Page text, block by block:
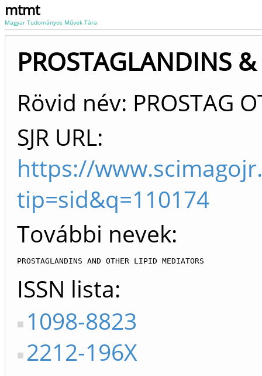
mtmt
Magyar Tudományos Művek Tára
PROSTAGLANDINS
Rövid név: PROSTAG
SJR URL:
https://
tip=sid&q=110174
További nevek:
PROSTAGLANDINS AND OTHER LIPID MEDIATORS
ISSN lista
1098-8823
2212-196X